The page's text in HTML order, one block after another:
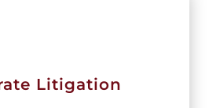
Litigation